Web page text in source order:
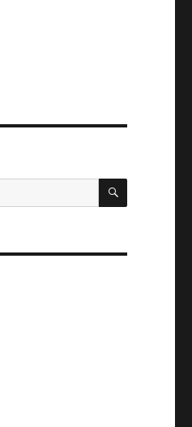
搜